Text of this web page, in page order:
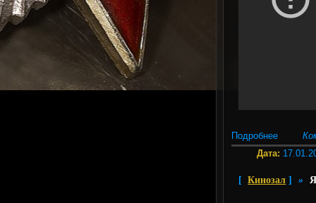
Подробнее
Дата:
[ Кинозал ] »